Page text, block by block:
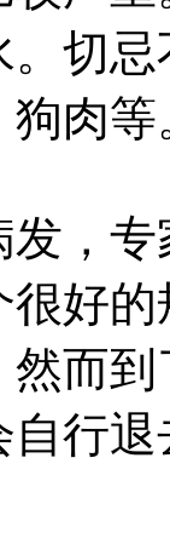
切
狗肉等
，
好
然而
行